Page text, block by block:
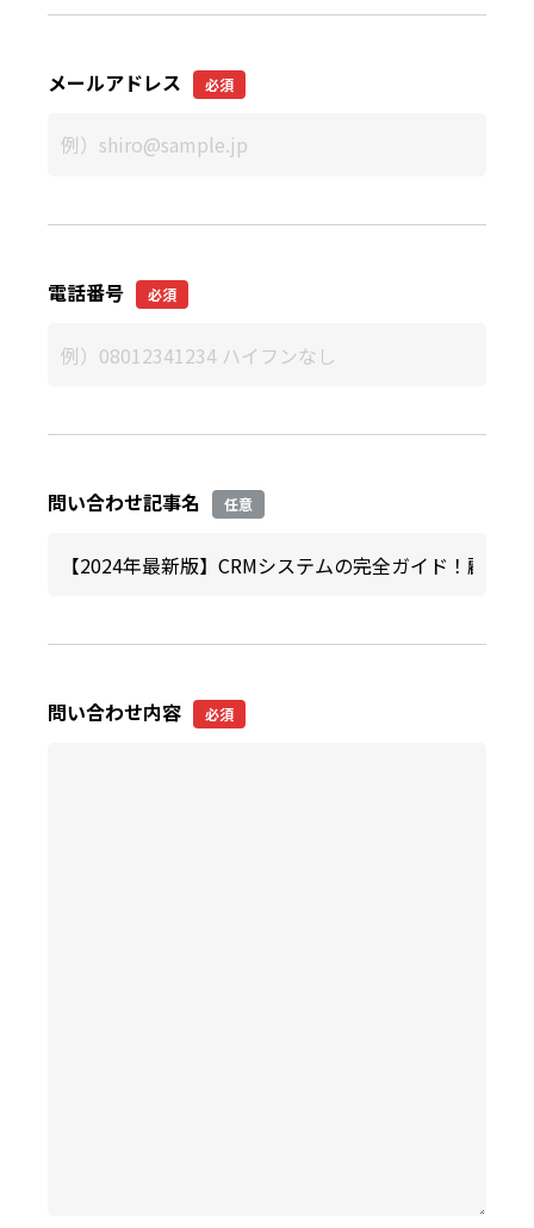
メールアドレス 必須
電話番号 必須
問い合わせ記事名 任意
問い合わせ内容 必須